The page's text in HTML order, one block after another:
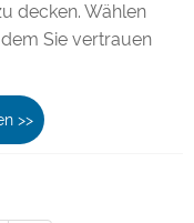
decken. Wählen
Sie vertrauen
>>